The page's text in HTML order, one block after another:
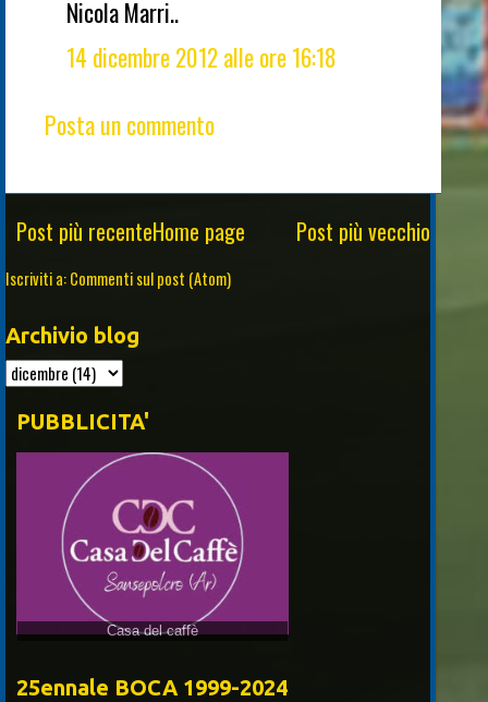
Nicola Marri..
14 dicembre 2012 alle ore 16:18
Posta un commento
Post più recente Post più vecchio
Home page
Iscriviti a:Commenti sul post (Atom)
Archivio blog
PUBBLICITA'
25ennale BOCA 1999-2024